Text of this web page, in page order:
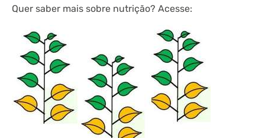
Quer saber mais sobre nutrição? Acesse: